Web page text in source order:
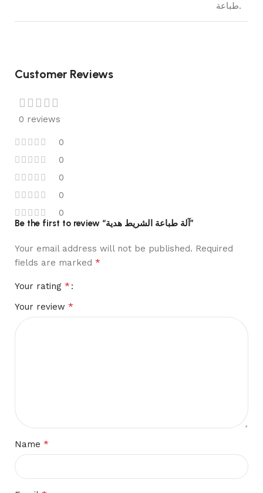
طباعة.
Customer Reviews
0 reviews
0
0
0
0
0
Be the first to review “آلة طباعة الشريط هدية”
Your email address will not be published. Required
fields are marked *
Your rating *
Your review *
Name *